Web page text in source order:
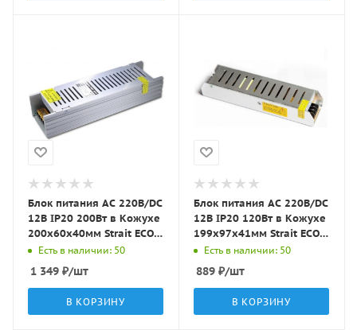
Блок питания AC 220В/DC
12В IP20 200Вт в Кожухе
200x60x40мм Strait ECO
Energy
Есть в наличии: 50
1 349 ₽/шт
В КОРЗИНУ
Блок питания AC 220В/DC
12В IP20 120Вт в Кожухе
199x97x41мм Strait ECO
Energy
Есть в наличии: 50
889 ₽/шт
В КОРЗИНУ